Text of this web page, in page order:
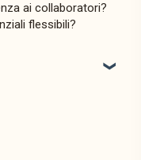
ai collaboratori?
flessibili?